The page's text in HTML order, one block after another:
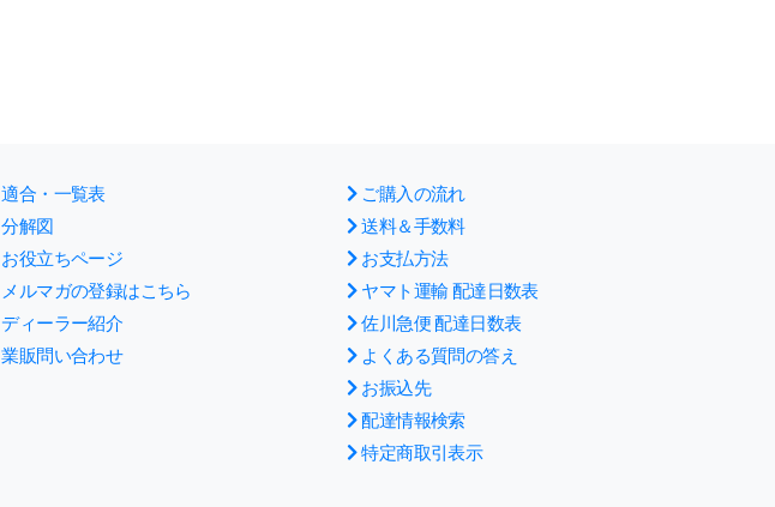
適合・一覧表
分解図
お役立ちページ
メルマガの登録はこちら
ディーラー紹介
業販問い合わせ
ご購入の流れ
送料＆手数料
お支払方法
ヤマト運輸 配達日数表
佐川急便 配達日数表
よくある質問の答え
お振込先
配達情報検索
特定商取引表示